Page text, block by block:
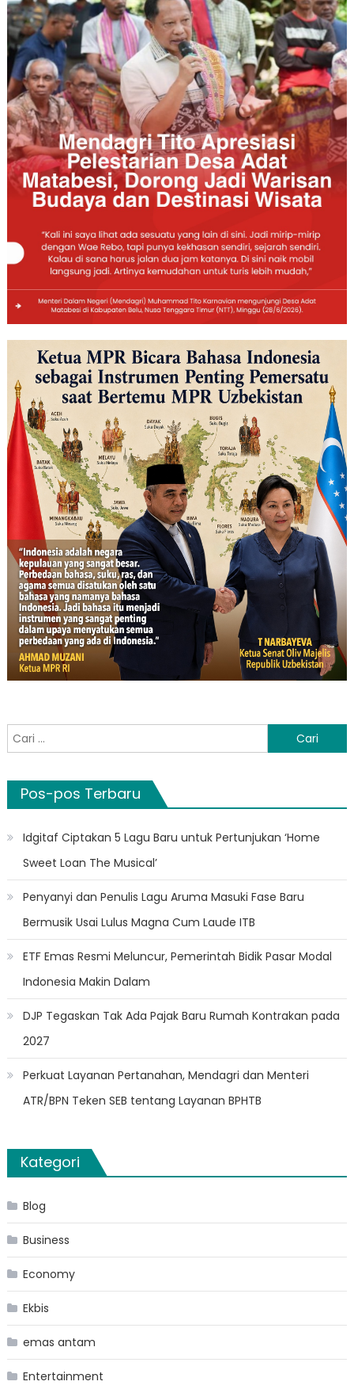
Cari
untuk:
Pos-pos Terbaru
Idgitaf Ciptakan 5 Lagu Baru untuk Pertunjukan ‘Home
Sweet Loan The Musical’
Penyanyi dan Penulis Lagu Aruma Masuki Fase Baru
Bermusik Usai Lulus Magna Cum Laude ITB
ETF Emas Resmi Meluncur, Pemerintah Bidik Pasar Modal
Indonesia Makin Dalam
DJP Tegaskan Tak Ada Pajak Baru Rumah Kontrakan pada
2027
Perkuat Layanan Pertanahan, Mendagri dan Menteri
ATR/BPN Teken SEB tentang Layanan BPHTB
Kategori
Blog
Business
Economy
Ekbis
emas antam
Entertainment